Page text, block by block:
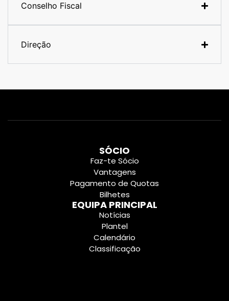
Conselho Fiscal
Direção
SÓCIO
Faz-te Sócio
Vantagens
Pagamento de Quotas
Bilhetes
EQUIPA PRINCIPAL
Notícias
Plantel
Calendário
Classificação